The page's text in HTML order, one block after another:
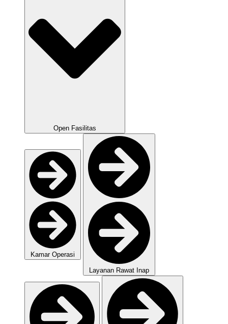
Open Fasilitas
Kamar Operasi
Layanan Rawat Inap